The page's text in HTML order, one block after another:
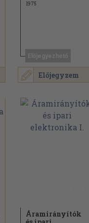
Előjegyzem
1975
Áramirányítók